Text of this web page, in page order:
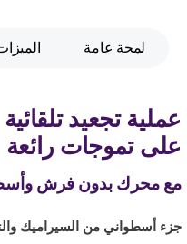
لمحة عامة
عملية تجعيد
على تموجات رائعة
مع محرك بدون فرش
جزء أسطواني من السيراميك